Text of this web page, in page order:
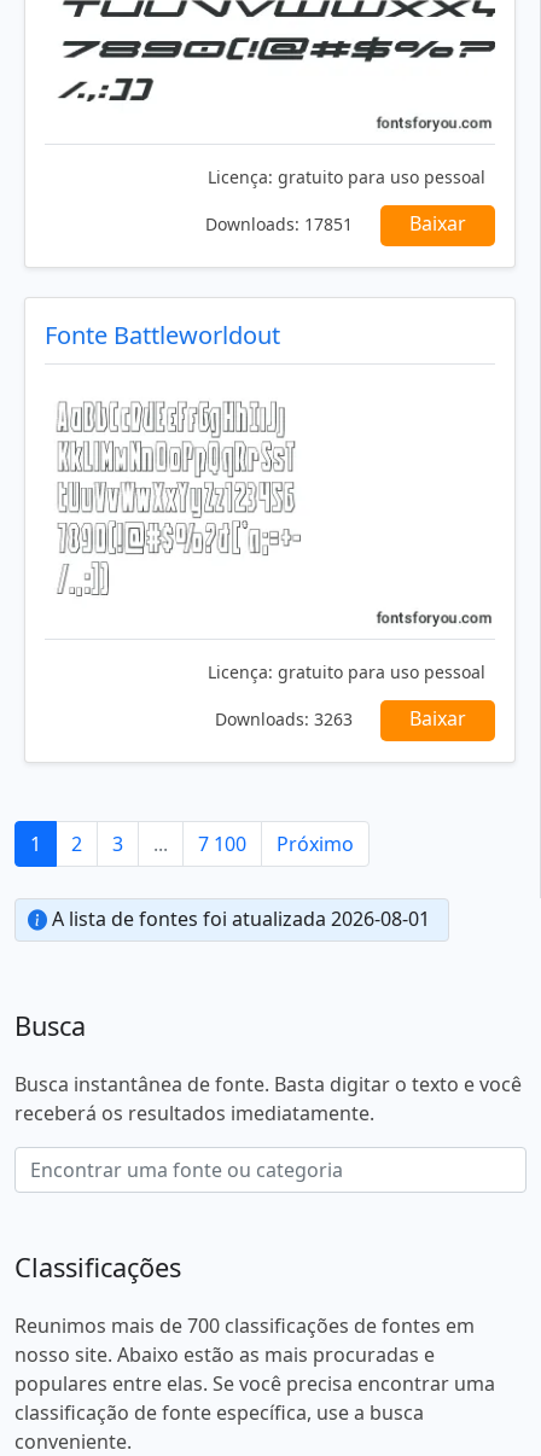
Licença: gratuito para uso pessoal
Downloads: 17851 Baixar
Fonte Battleworldout
Licença: gratuito para uso pessoal
Downloads: 3263 Baixar
1 2 3 ... 7 100 Próximo
A lista de fontes foi atualizada 2026-08-01
Busca
Busca instantânea de fonte. Basta digitar o texto e você
receberá os resultados imediatamente.
Classificações
Reunimos mais de 700 classificações de fontes em
nosso site. Abaixo estão as mais procuradas e
populares entre elas. Se você precisa encontrar uma
classificação de fonte específica, use a busca
conveniente.